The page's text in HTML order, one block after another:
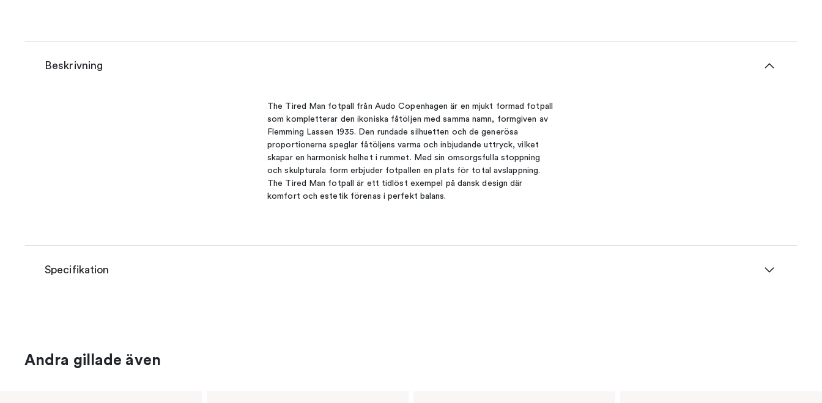
Beskrivning
The Tired Man fotpall från Audo Copenhagen är en mjukt formad fotpall
som kompletterar den ikoniska fåtöljen med samma namn, formgiven av
Flemming Lassen 1935. Den rundade silhuetten och de generösa
proportionerna speglar fåtöljens varma och inbjudande uttryck, vilket
skapar en harmonisk helhet i rummet. Med sin omsorgsfulla stoppning
och skulpturala form erbjuder fotpallen en plats för total avslappning.
The Tired Man fotpall är ett tidlöst exempel på dansk design där
komfort och estetik förenas i perfekt balans.
Specifikation
Andra gillade även